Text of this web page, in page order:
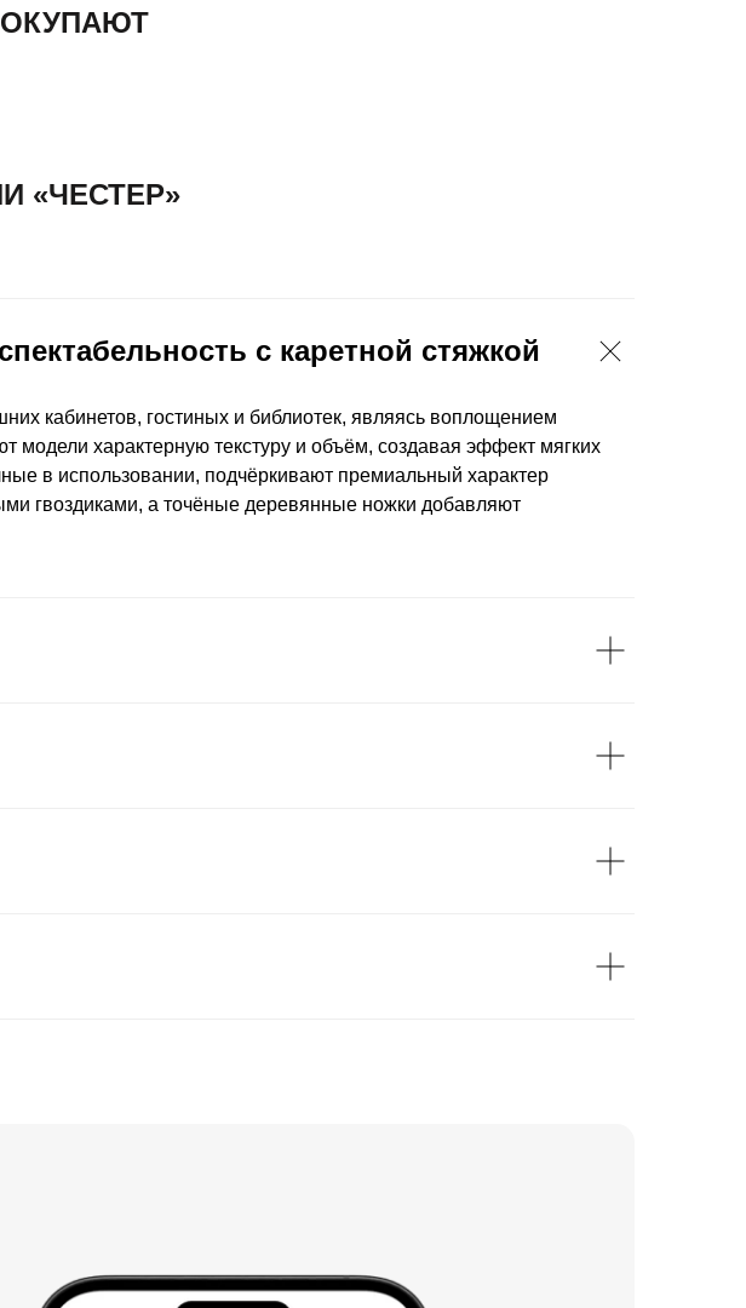
«ЧЕСТЕР»
с каретной стяжкой
кабинетов, гостиных и библиотек, являясь воплощением
модели характерную текстуру и объём, создавая эффект мягких
в использовании, подчёркивают премиальный характер
гвоздиками, а точёные деревянные ножки добавляют